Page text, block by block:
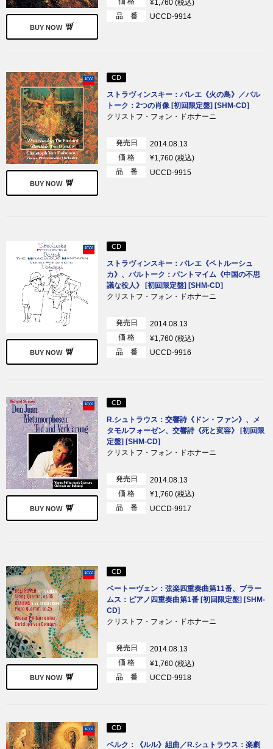
BUY NOW
¥1,760 (税込)
品 番
UCCD-9914
BUY NOW
CD
ストラヴィンスキー：バレエ《火の鳥》／バル
トーク：2つの肖像 [初回限定盤] [SHM-CD]
クリストフ・フォン・ドホナーニ
発売日
2014.08.13
価 格
¥1,760 (税込)
品 番
UCCD-9915
BUY NOW
CD
ストラヴィンスキー：バレエ《ペトルーシュ
カ》、バルトーク：パントマイム《中国の不思
議な役人》 [初回限定盤] [SHM-CD]
クリストフ・フォン・ドホナーニ
発売日
2014.08.13
価 格
¥1,760 (税込)
品 番
UCCD-9916
BUY NOW
CD
R.シュトラウス：交響詩《ドン・ファン》、メ
タモルフォーゼン、交響詩《死と変容》 [初回限
定盤] [SHM-CD]
クリストフ・フォン・ドホナーニ
発売日
2014.08.13
価 格
¥1,760 (税込)
品 番
UCCD-9917
BUY NOW
CD
ベートーヴェン：弦楽四重奏曲第11番、ブラー
ムス：ピアノ四重奏曲第1番 [初回限定盤] [SHM-
CD]
クリストフ・フォン・ドホナーニ
発売日
2014.08.13
価 格
¥1,760 (税込)
品 番
UCCD-9918
CD
ベルク：《ルル》組曲／R.シュトラウス：楽劇